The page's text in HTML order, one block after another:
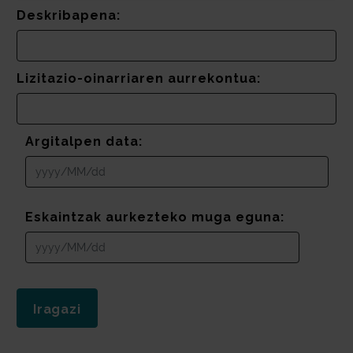
Deskribapena:
Lizitazio-oinarriaren aurrekontua:
Argitalpen data:
Eskaintzak aurkezteko muga eguna: